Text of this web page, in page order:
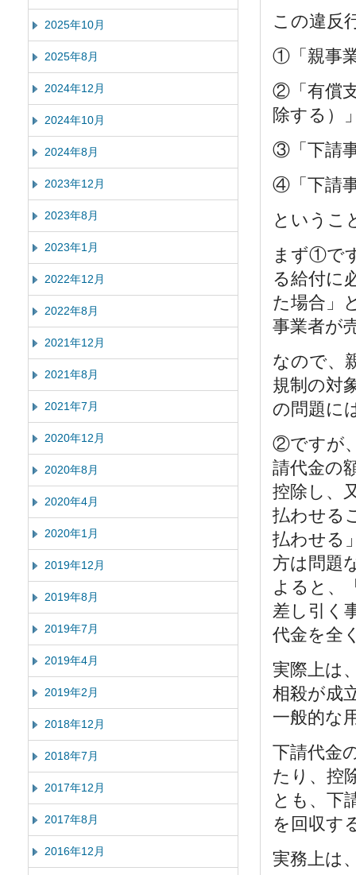
この違反
①「親事
②「有償
除する）
③「下請
④「下請
というこ
まず①で
る給付に
た場合」
事業者が
なので、
規制の対
の問題に
②ですが
請代金の
控除し、
払わせる
払わせる
方は問題
よると、
差し引く
代金を全
実際上は
相殺が成
一般的な
下請代金
たり、控
とも、下
を回収す
実務上は
2025年10月
2025年8月
2024年12月
2024年10月
2024年8月
2023年12月
2023年8月
2023年1月
2022年12月
2022年8月
2021年12月
2021年8月
2021年7月
2020年12月
2020年8月
2020年4月
2020年1月
2019年12月
2019年8月
2019年7月
2019年4月
2019年2月
2018年12月
2018年7月
2017年12月
2017年8月
2016年12月